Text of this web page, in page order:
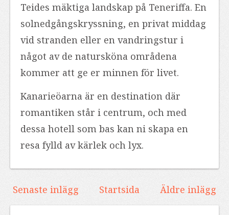
Teides mäktiga landskap på Teneriffa. En
solnedgångskryssning, en privat middag
vid stranden eller en vandringstur i
något av de natursköna områdena
kommer att ge er minnen för livet.
Kanarieöarna är en destination där
romantiken står i centrum, och med
dessa hotell som bas kan ni skapa en
resa fylld av kärlek och lyx.
Senaste inlägg Äldre inlägg
Startsida